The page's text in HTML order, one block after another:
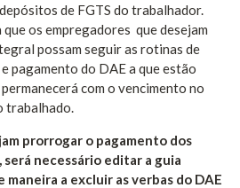
de FGTS do trabalhador.
os empregadores que desejam
possam seguir as rotinas de
pagamento do DAE a que estão
com o vencimento no
trabalhado.
prorrogar o pagamento dos
necessário editar a guia
maneira a excluir as verbas do DAE